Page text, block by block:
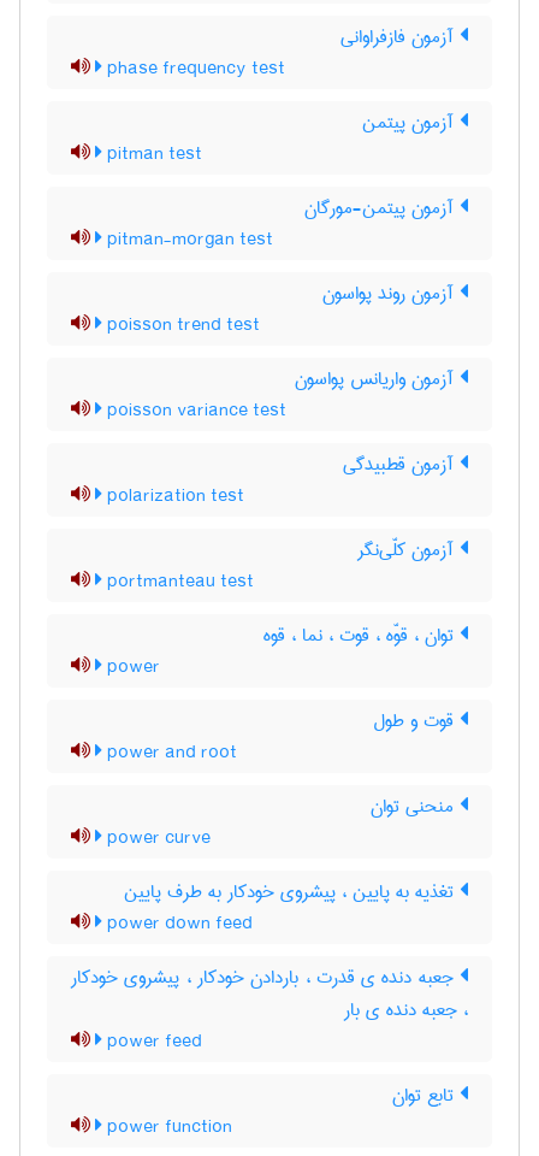
آزمون فازفراوانی
phase frequency test
آزمون پیتمن
pitman test
آزمون پیتمن-مورگان
pitman-morgan test
آزمون روند پواسون
poisson trend test
آزمون واریانس پواسون
poisson variance test
آزمون قطبیدگی
polarization test
آزمون کلّی‌نگر
portmanteau test
توان ، قوّه ، قوت ، نما ، قوه
power
قوت و طول
power and root
منحنی توان
power curve
تغذیه به پایین ، پیشروی خودکار به طرف پایین
power down feed
جعبه دنده ی قدرت ، باردادن خودکار ، پیشروی خودکار
، جعبه دنده ی بار
power feed
تابع توان
power function